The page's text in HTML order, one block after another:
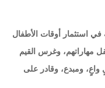
في استثمار أوقات الأطفال
مهاراتهم، وغرس القيم
واعٍ، ومبدع، وقادر على